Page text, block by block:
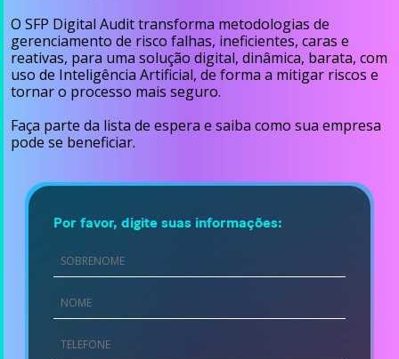
O SFP Digital Audit transforma metodologias de
gerenciamento de risco falhas, ineficientes, caras e
reativas, para uma solução digital, dinâmica, barata, com
uso de Inteligência Artificial, de forma a mitigar riscos e
tornar o processo mais seguro.
Faça parte da lista de espera e saiba como sua empresa
pode se beneficiar.
Por favor, digite suas informações:
Name
Name